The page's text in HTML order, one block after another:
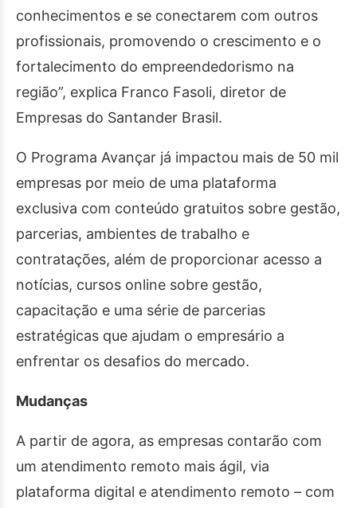
conhecimentos e se conectarem com outros
profissionais, promovendo o crescimento e o
fortalecimento do empreendedorismo na
região”, explica Franco Fasoli, diretor de
Empresas do Santander Brasil.
O Programa Avançar já impactou mais de 50 mil
empresas por meio de uma plataforma
exclusiva com conteúdo gratuitos sobre gestão,
parcerias, ambientes de trabalho e
contratações, além de proporcionar acesso a
notícias, cursos online sobre gestão,
capacitação e uma série de parcerias
estratégicas que ajudam o empresário a
enfrentar os desafios do mercado.
Mudanças
A partir de agora, as empresas contarão com
um atendimento remoto mais ágil, via
plataforma digital e atendimento remoto – com